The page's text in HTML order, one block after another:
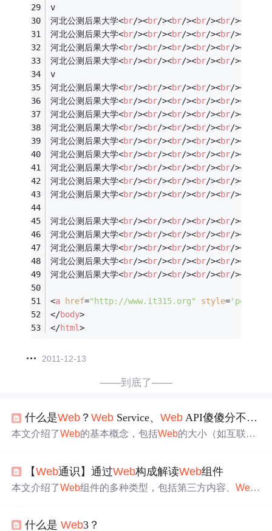
v
河北公测后果大学<br/><br/><br/><br/><br/><
河北公测后果大学<br/><br/><br/><br/><br/><
河北公测后果大学<br/><br/><br/><br/><br/><
河北公测后果大学<br/><br/><br/><br/><br/><
v
河北公测后果大学<br/><br/><br/><br/><br/><
河北公测后果大学<br/><br/><br/><br/><br/><
河北公测后果大学<br/><br/><br/><br/><br/><
河北公测后果大学<br/><br/><br/><br/><br/><
河北公测后果大学<br/><br/><br/><br/><br/><
河北公测后果大学<br/><br/><br/><br/><br/><
河北公测后果大学<br/><br/><br/><br/><br/><
河北公测后果大学<br/><br/><br/><br/><br/><
河北公测后果大学<br/><br/><br/><br/><br/><
河北公测后果大学<br/><br/><br/><br/><br/><
河北公测后果大学<br/><br/><br/><br/><br/><
河北公测后果大学<br/><br/><br/><br/><br/><
河北公测后果大学<br/><br/><br/><br/><br/><
河北公测后果大学<br/><br/><br/><br/><br/><
<a href="http://www.it315.org" style=
</body>
</html>
2011-12-13
——到底了——
什么是Web ？Web Service、Web API傻傻分不清楚？
本文介绍了Web的基本概念，包括Web的大小（如互联网
数据网络服务和 Web服务。重点讲解了WebAPI，指出它
是一种远程调用服务器计算资源的方式，分为SOAP和RES
【Web通识】通过Web构成解读Web组件
本文介绍了Web组件的多种类型，包括第三方内容、Web
及常见实例。
什么是Web3？